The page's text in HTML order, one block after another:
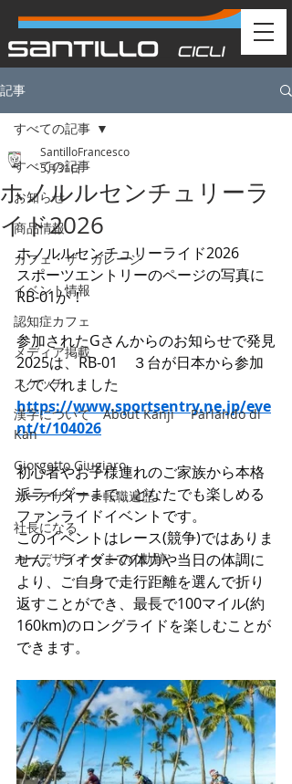
記事
すべての記事
お知らせ
商品情報
カフェ・ザ・ガレージ
イベント情報
認知症カフェ
メディア掲載
スケッチ
漢字について About Kanji Parlando di
Kan
Giorgetto Giugiaro
カーデザイナー転職遍歴
社長になる
カーデザイナーまでの軌跡
すべての記事
ホノルルセンチュリーラ
イド2026
SantilloFrancesco
5月31日
ホノルルセンチュリーライド2026
スポーツエントリーのページの写真に
RB-01が！
参加されたGさんからのお知らせで発見
2025は、RB-01　３台が日本から参加
してくれました
https://www.sportsentry.ne.jp/eve
nt/t/104026
初心者やお子様連れのご家族から本格
派ライダーまで、どなたでも楽しめる
ファンライドイベントです。
このイベントはレース(競争)ではありま
せん。ライダーの体力や当日の体調に
より、ご自身で走行距離を選んで折り
返すことができ、最長で100マイル(約
160km)のロングライドを楽しむことが
できます。